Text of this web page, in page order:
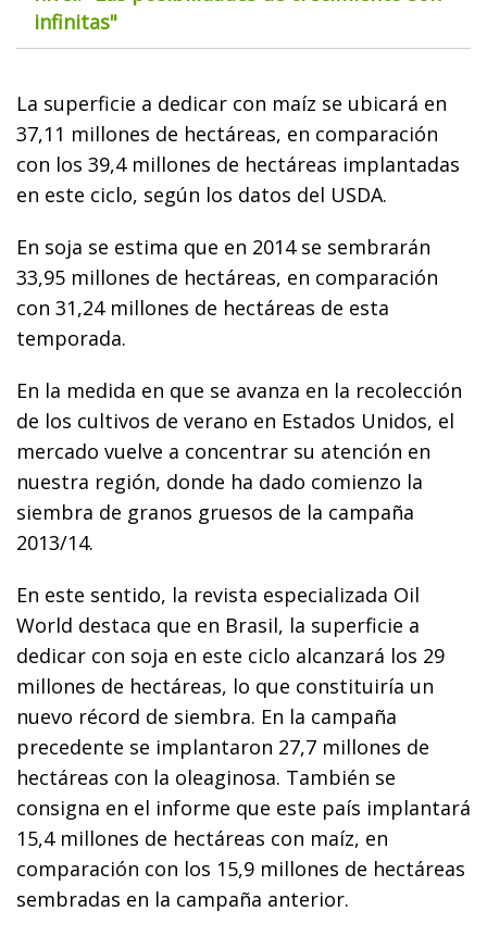
infinitas"
La superficie a dedicar con maíz se ubicará en
37,11 millones de hectáreas, en comparación
con los 39,4 millones de hectáreas implantadas
en este ciclo, según los datos del USDA.
En soja se estima que en 2014 se sembrarán
33,95 millones de hectáreas, en comparación
con 31,24 millones de hectáreas de esta
temporada.
En la medida en que se avanza en la recolección
de los cultivos de verano en Estados Unidos, el
mercado vuelve a concentrar su atención en
nuestra región, donde ha dado comienzo la
siembra de granos gruesos de la campaña
2013/14.
En este sentido, la revista especializada Oil
World destaca que en Brasil, la superficie a
dedicar con soja en este ciclo alcanzará los 29
millones de hectáreas, lo que constituiría un
nuevo récord de siembra. En la campaña
precedente se implantaron 27,7 millones de
hectáreas con la oleaginosa. También se
consigna en el informe que este país implantará
15,4 millones de hectáreas con maíz, en
comparación con los 15,9 millones de hectáreas
sembradas en la campaña anterior.